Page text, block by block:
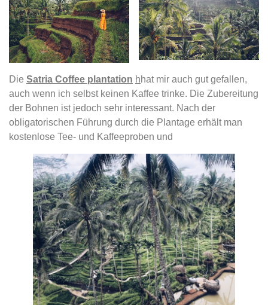
Die Satria Coffee plantation hhat mir auch gut gefallen,
auch wenn ich selbst keinen Kaffee trinke. Die Zubereitung
der Bohnen ist jedoch sehr interessant. Nach der
obligatorischen Führung durch die Plantage erhält man
kostenlose Tee- und Kaffeeproben und